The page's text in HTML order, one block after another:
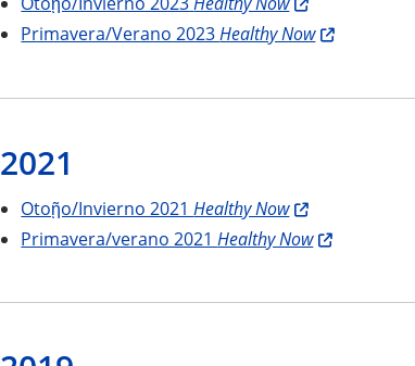
Primavera/Verano 2023 Healthy Now
2021
Otoῇo/Invierno 2021 Healthy Now
Primavera/verano 2021 Healthy Now